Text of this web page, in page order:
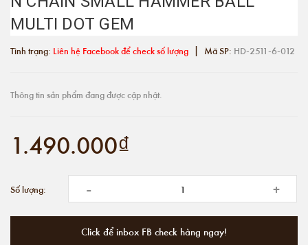
MULTI DOT GEM
Tình trạng: Liên hệ Facebook để check số lượng | Mã SP: HD-2511-6-012
Thông tin sản phẩm đang được cập nhật.
1.490.000₫
Số lượng: - +
Click để inbox FB check hàng ngay!